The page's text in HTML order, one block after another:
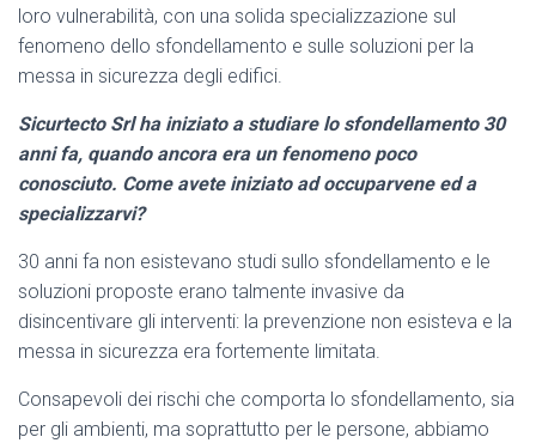
loro vulnerabilità, con una solida specializzazione sul
fenomeno dello sfondellamento e sulle soluzioni per la
messa in sicurezza degli edifici.
Sicurtecto Srl ha iniziato a studiare lo sfondellamento 30
anni fa, quando ancora era un fenomeno poco
conosciuto. Come avete iniziato ad occuparvene ed a
specializzarvi?
30 anni fa non esistevano studi sullo sfondellamento e le
soluzioni proposte erano talmente invasive da
disincentivare gli interventi: la prevenzione non esisteva e la
messa in sicurezza era fortemente limitata.
Consapevoli dei rischi che comporta lo sfondellamento, sia
per gli ambienti, ma soprattutto per le persone, abbiamo